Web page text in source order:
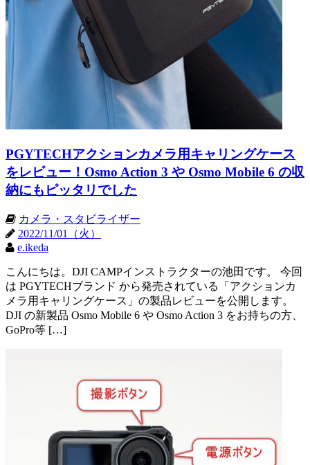
PGYTECHアクションカメラ用キャリングケース
をレビュー！Osmo Action 3 や Osmo Mobile 6 の収
納にもピッタリでした
カメラ・スタビライザー
2022/11/01（火）
e.ikeda
こんにちは。DJI CAMPインストラクターの池田です。 今回
は PGYTECHブランド から発売されている「アクションカ
メラ用キャリングケース」の製品レビューを公開します。
DJI の新製品 Osmo Mobile 6 や Osmo Action 3 をお持ちの方、
GoPro等 […]